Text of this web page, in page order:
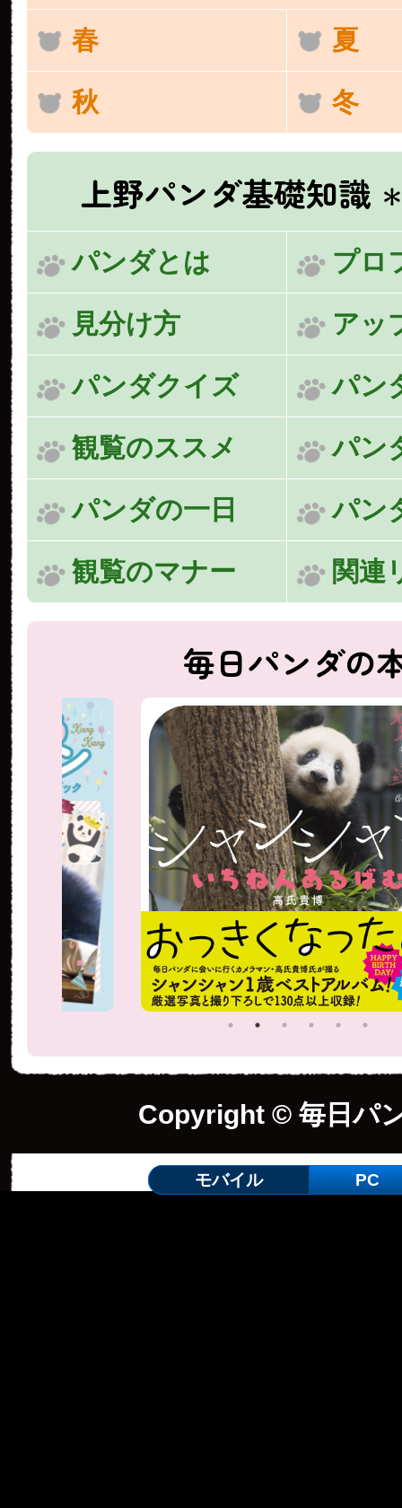
春 夏
秋 冬
上野パンダ基礎知識
パンダとは プロ
見分け方 アッ
パンダクイズ パン
観覧のススメ パン
パンダの一日 パン
観覧のマナー 関連
毎日パンダの
Copyright © 毎日パ
モバイル PC